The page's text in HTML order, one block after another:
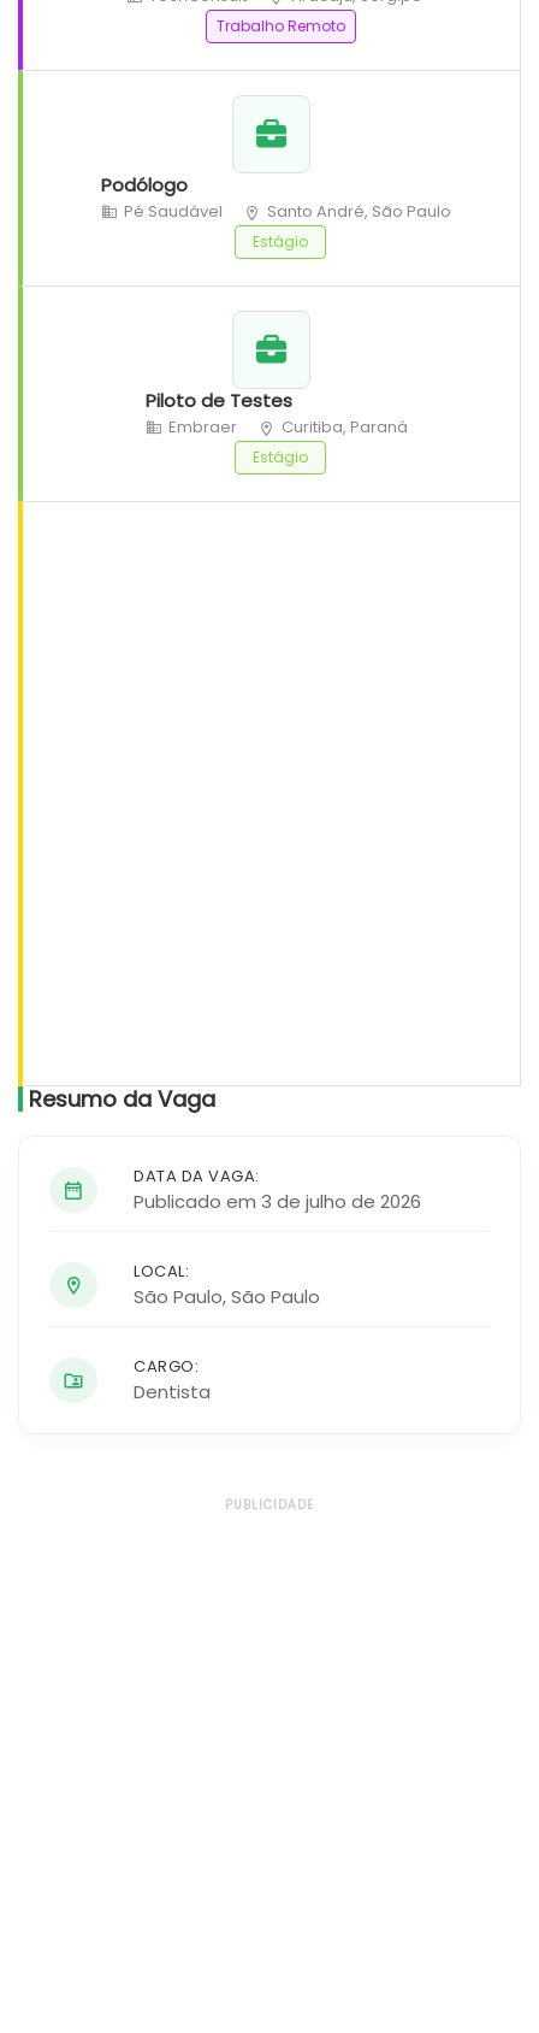
Trabalho Remoto
Podólogo
Pé Saudável Santo André, São Paulo
Estágio
Piloto de Testes
Embraer Curitiba, Paraná
Estágio
Resumo da Vaga
DATA DA VAGA:
Publicado em 3 de julho de 2026
LOCAL:
São Paulo,São Paulo
CARGO:
Dentista
PUBLICIDADE